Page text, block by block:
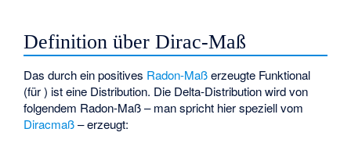
Definition über Dirac-Maß
Das durch ein positives Radon-Maß erzeugte Funktional
(für) ist eine Distribution. Die Delta-Distribution wird von
folgendem Radon-Maß – man spricht hier speziell vom
Diracmaß– erzeugt: